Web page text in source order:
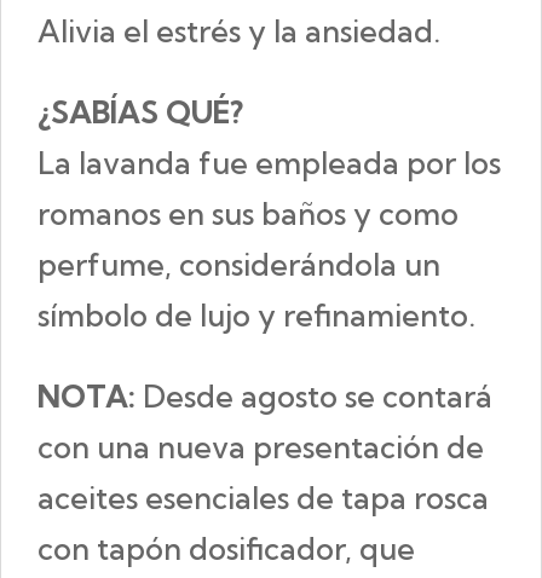
Alivia el estrés y la ansiedad.
¿SABÍAS QUÉ?
La lavanda fue empleada por los
romanos en sus baños y como
perfume, considerándola un
símbolo de lujo y refinamiento.
NOTA: Desde agosto se contará
con una nueva presentación de
aceites esenciales de tapa rosca
con tapón dosificador, que